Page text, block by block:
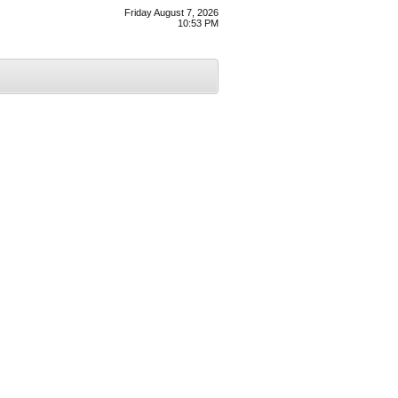
Friday August 7, 2026
10:53 PM